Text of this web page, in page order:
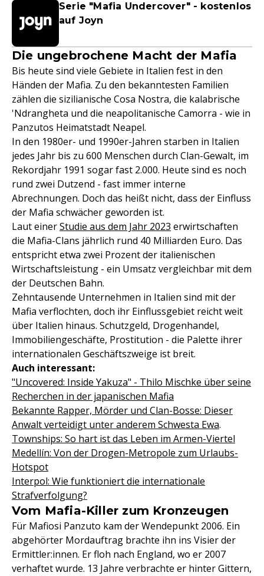
Serie "Mafia Undercover" - kostenlos
auf Joyn
Die ungebrochene Macht der Mafia
Bis heute sind viele Gebiete in Italien fest in den
Händen der Mafia. Zu den bekanntesten Familien
zählen die sizilianische Cosa Nostra, die kalabrische
'Ndrangheta und die neapolitanische Camorra - wie in
Panzutos Heimatstadt Neapel.
In den 1980er- und 1990er-Jahren starben in Italien
jedes Jahr bis zu 600 Menschen durch Clan-Gewalt, im
Rekordjahr 1991 sogar fast 2.000. Heute sind es noch
rund zwei Dutzend - fast immer interne
Abrechnungen. Doch das heißt nicht, dass der Einfluss
der Mafia schwächer geworden ist.
Laut einerStudie aus dem Jahr 2023 erwirtschaften
die Mafia-Clans jährlich rund 40 Milliarden Euro. Das
entspricht etwa zwei Prozent der italienischen
Wirtschaftsleistung - ein Umsatz vergleichbar mit dem
der Deutschen Bahn.
Zehntausende Unternehmen in Italien sind mit der
Mafia verflochten, doch ihr Einflussgebiet reicht weit
über Italien hinaus. Schutzgeld, Drogenhandel,
Immobiliengeschäfte, Prostitution - die Palette ihrer
internationalen Geschäftszweige ist breit.
Auch interessant:
"Uncovered: Inside Yakuza" - Thilo Mischke über seine
Recherchen in der japanischen Mafia
Bekannte Rapper, Mörder und Clan-Bosse: Dieser
Anwalt verteidigt unter anderem Schwesta Ewa.
Townships: So hart ist das Leben im Armen-Viertel
Medellín: Von der Drogen-Metropole zum Urlaubs-
Hotspot
Interpol: Wie funktioniert die internationale
Strafverfolgung?
Vom Mafia-Killer zum Kronzeugen
Für Mafiosi Panzuto kam der Wendepunkt 2006. Ein
abgehörter Mordauftrag brachte ihn ins Visier der
Ermittler:innen. Er floh nach England, wo er 2007
verhaftet wurde. 13 Jahre verbrachte er hinter Gittern,